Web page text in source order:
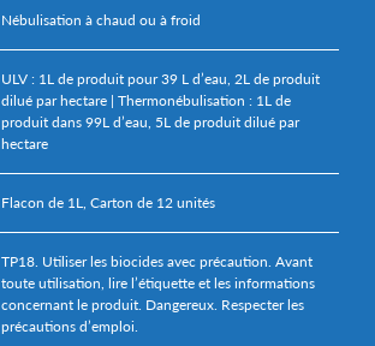
Nébulisation à chaud ou à froid
ULV : 1L de produit pour 39 L d’eau, 2L de produit
dilué par hectare | Thermonébulisation : 1L de
produit dans 99L d’eau, 5L de produit dilué par
hectare
Flacon de 1L, Carton de 12 unités
TP18. Utiliser les biocides avec précaution. Avant
toute utilisation, lire l’étiquette et les informations
concernant le produit. Dangereux. Respecter les
précautions d’emploi.